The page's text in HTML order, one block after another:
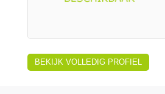
BEKIJK VOLLEDIG PROFIEL